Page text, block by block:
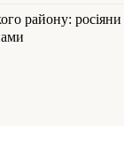
району: